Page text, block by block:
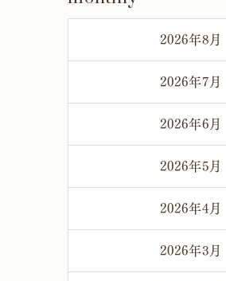
2026年8月
2026年7月
2026年6月
2026年5月
2026年4月
2026年3月